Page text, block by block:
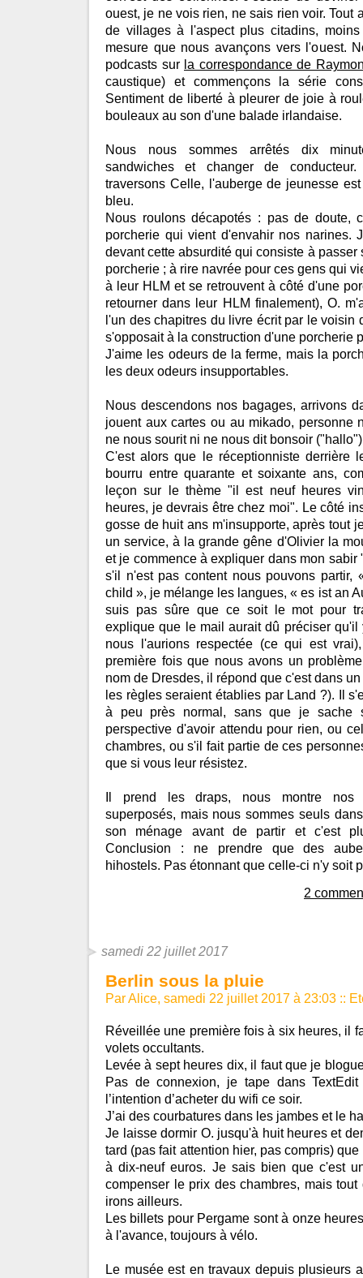
ouest, je ne vois rien, ne sais rien voir. Tout
de villages à l'aspect plus citadins,
mesure que nous avançons vers l'ouest.
podcasts sur la correspondance de
caustique) et commençons la série
Sentiment de liberté à pleurer de joie à
bouleaux au son d'une balade irlandaise.
Nous nous sommes arrêtés dix
sandwiches et changer de
traversons Celle, l'auberge de jeunesse
bleu.
Nous roulons décapotés : pas de doute,
porcherie qui vient d'envahir nos narines.
devant cette absurdité qui consiste à passer
porcherie ; à rire navrée pour ces gens qui
à leur HLM et se retrouvent à côté d'une
retourner dans leur HLM finalement), O.
l'un des chapitres du livre écrit par le voisin
s'opposait à la construction d'une porcherie
J'aime les odeurs de la ferme, mais la
les deux odeurs insupportables.
Nous descendons nos bagages, arrivons
jouent aux cartes ou au mikado, personne
ne nous sourit ni ne nous dit bonsoir
C'est alors que le réceptionniste derrière
bourru entre quarante et soixante ans,
leçon sur le thème "il est neuf heures
heures, je devrais être chez moi". Le côté
gosse de huit ans m'insupporte, après tout
un service, à la grande gêne d'Olivier la
et je commence à expliquer dans mon
s'il n'est pas content nous pouvons
child », je mélange les langues, « es ist an
suis pas sûre que ce soit le mot pour
explique que le mail aurait dû préciser
nous l'aurions respectée (ce qui est
première fois que nous avons un
nom de Dresdes, il répond que c'est dans
les règles seraient établies par Land ?). Il
à peu près normal, sans que je
perspective d'avoir attendu pour rien, ou
chambres, ou s'il fait partie de ces
que si vous leur résistez.
Il prend les draps, nous montre nos
superposés, mais nous sommes seuls
son ménage avant de partir et c'est
Conclusion : ne prendre que des
hihostels. Pas étonnant que celle-ci n'y soit
2
samedi 22 juillet 2017
Berlin sous la pluie
Par Alice, samedi 22 juillet 2017 à 23:03 ::
Réveillée une première fois à six heures, il
volets occultants.
Levée à sept heures dix, il faut que je
Pas de connexion, je tape dans
l’intention d’acheter du wifi ce soir.
J’ai des courbatures dans les jambes et le
Je laisse dormir O. jusqu'à huit heures et
tard (pas fait attention hier, pas compris)
à dix-neuf euros. Je sais bien que c'est
compenser le prix des chambres, mais
irons ailleurs.
Les billets pour Pergame sont à onze
à l'avance, toujours à vélo.
Le musée est en travaux depuis plusieurs